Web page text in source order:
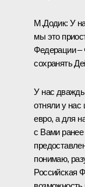
М.Додик: У
мы это
Федерации –
сохранять
У нас
отняли у
евро, а для
с Вами ранее
понимаю,
Российская